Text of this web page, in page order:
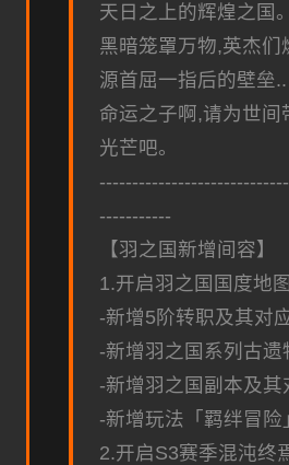
天日之上的辉煌之国。
黑暗笼罩万物,英杰们
源首屈一指后的壁垒..
命运之子啊,请为世间
光芒吧。
-----------
【羽之国新增间容】
1.开启羽之国国度地图
-新增5阶转职及其对
-新增羽之国系列古遗
-新增羽之国副本及其
-新增玩法「羁绊冒险
2.开启S3赛季混沌终